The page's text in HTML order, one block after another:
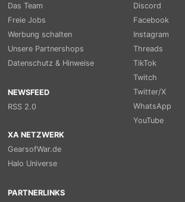
Das Team
Freie Jobs
Werbung schalten
Unsere Partnershops
Datenschutz & Hinweise
NEWSFEED
RSS 2.0
Discord
Facebook
Instagram
Threads
TikTok
Twitch
Twitter/X
WhatsApp
YouTube
XA NETZWERK
GearsofWar.de
Halo Universe
PARTNERLINKS